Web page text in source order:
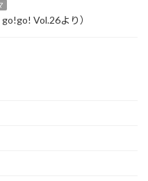
Vol.26より）